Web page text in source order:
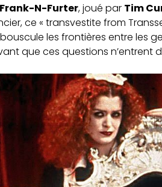
N-Furter, joué par Tim
ce « transvestite from
les frontières entre les
que ces questions n’entrent